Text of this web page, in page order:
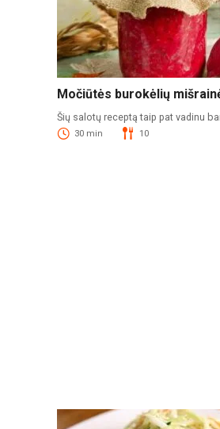
Močiūtės burokėlių
Šių salotų receptą taip pat vadinu
30 min 10